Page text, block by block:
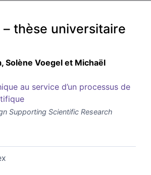
thèse universitaire
, Solène Voegel et Michaël
au service d’un processus de
Supporting Scientific Research